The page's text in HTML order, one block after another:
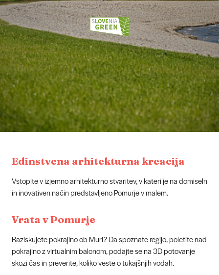
Edinstvena arhitekturna kreacija
Vstopite v izjemno arhitekturno stvaritev, v kateri je na domiseln
in inovativen način predstavljeno Pomurje v malem.
Vrata v Pomurje
Raziskujete pokrajino ob Muri? Da spoznate regijo, poletite nad
pokrajino z virtualnim balonom, podajte se na 3D potovanje
skozi čas in preverite, koliko veste o tukajšnjih vodah.